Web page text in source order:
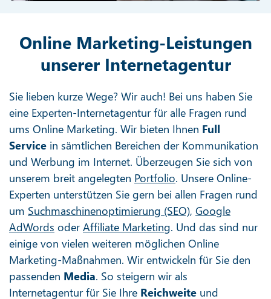
Online Marketing-Leistungen
unserer Internetagentur
Sie lieben kurze Wege? Wir auch! Bei uns haben Sie
eine Experten-Internetagentur für alle Fragen rund
ums Online Marketing. Wir bieten Ihnen Full
Service in sämtlichen Bereichen der Kommunikation
und Werbung im Internet. Überzeugen Sie sich von
unserem breit angelegten Portfolio. Unsere Online-
Experten unterstützen Sie gern bei allen Fragen rund
um Suchmaschinenoptimierung (SEO), Google
AdWords oderAffiliate Marketing. Und das sind nur
einige von vielen weiteren möglichen Online
Marketing-Maßnahmen. Wir entwickeln für Sie den
passenden Media. So steigern wir als
Internetagentur für Sie Ihre Reichweite und